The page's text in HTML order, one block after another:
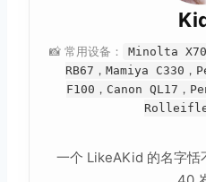
📸 常用设备：
Minolta
RB67，Mamiya C330
F100，Canon QL17，
一个 LikeAKid 的名字恬